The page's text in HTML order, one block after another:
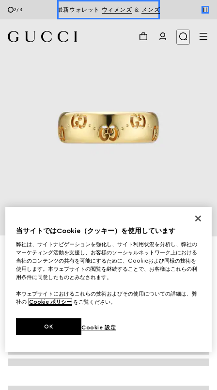
2/3 最新ウォレット ウィメンズ ＆ メンズ
/6
〔アイコン〕GG 18K スリムリング
￥313,500
（税込）
当サイトではCookie（クッキー）を使用しています
弊社は、サイトナビゲーションを強化し、サイト利用状況を分析し、弊社の
マーケティング活動を支援し、お客様のソーシャルネットワーク上における
当社のコンテンツの共有を可能にするために、Cookieおよび同様の技術を
使用します。本ウェブサイトの閲覧を継続することで、お客様はこれらの利
用条件に同意したものとみなされます。
本ウェブサイトにおけるこれらの技術およびその使用についての詳細は、弊
社の Cookie ポリシー をご覧ください。
Cookie 設定
OK